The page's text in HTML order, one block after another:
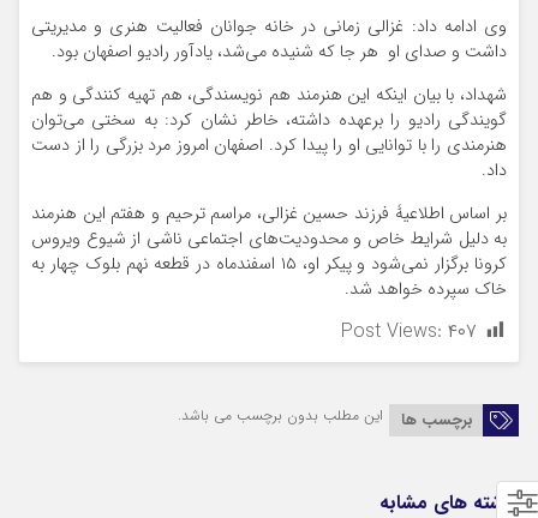
وی ادامه داد: غزالی زمانی در خانه جوانان فعالیت هنری و مدیریتی
داشت و صدای او هر جا که شنیده می‌شد، یادآور رادیو اصفهان بود.
شهداد، با بیان اینکه این هنرمند هم نویسندگی، هم تهیه کنندگی و هم
گویندگی رادیو را برعهده داشته، خاطر نشان کرد: به سختی می‌توان
هنرمندی را با توانایی او را پیدا کرد. اصفهان امروز مرد بزرگی را از دست
داد.
بر اساس اطلاعیۀ فرزند حسین غزالی، مراسم ترحیم و هفتم این هنرمند
به دلیل شرایط خاص و محدودیت‌های اجتماعی ناشی از شیوع ویروس
کرونا برگزار نمی‌شود و پیکر او، ۱۵ اسفندماه در قطعه نهم بلوک چهار به
خاک سپرده خواهد شد.
Post Views: ۴۰۷
برچسب ها این مطلب بدون برچسب می باشد.
نوشته های مشابه